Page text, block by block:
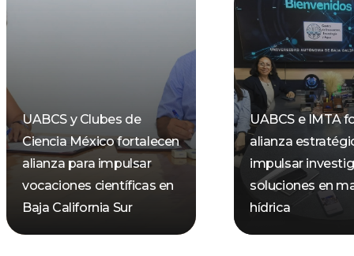
UABCS y Clubes de
Ciencia México fortalecen
alianza para impulsar
vocaciones científicas en
Baja California Sur
UABCS e IMTA
alianza
impulsar
soluciones en
hídrica